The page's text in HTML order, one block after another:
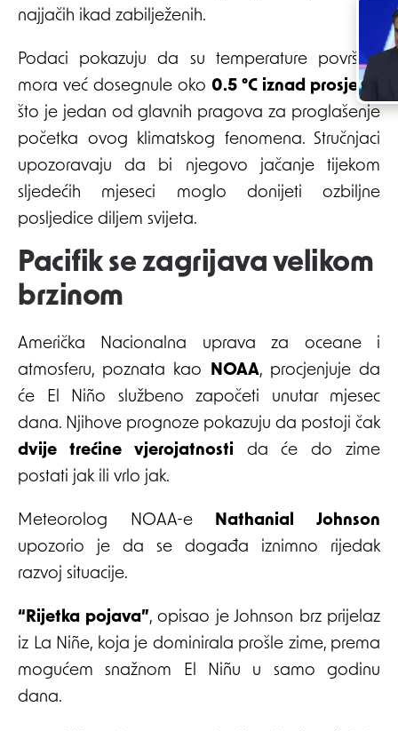
najjačih ikad zabilježenih.
Podaci pokazuju da su temperature površine
mora već dosegnule oko 0.5 °C iznad prosjeka
što je jedan od glavnih pragova za proglašenje
početka ovog klimatskog fenomena. Stručnjaci
upozoravaju da bi njegovo jačanje tijekom
sljedećih mjeseci moglo donijeti ozbiljne
posljedice diljem svijeta.
Pacifik se zagrijava velikom
brzinom
Američka Nacionalna uprava za oceane i
atmosferu, poznata kao NOAA, procjenjuje da
će El Niño službeno započeti unutar mjesec
dana. Njihove prognoze pokazuju da postoji čak
dvije trećine vjerojatnosti da će do zime
postati jak ili vrlo jak.
Meteorolog NOAA-e Nathanial Johnson
upozorio je da se događa iznimno rijedak
razvoj situacije.
“Rijetka pojava”, opisao je Johnson brz prijelaz
iz La Niñe, koja je dominirala prošle zime, prema
mogućem snažnom El Niñu u samo godinu
dana.